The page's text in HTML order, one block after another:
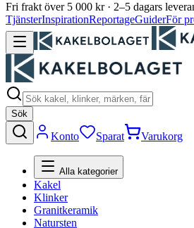
Fri frakt över 5 000 kr · 2–5 dagars
TjänsterInspirationReportageGuiderFör
Sök
Konto Sparat Varukorg
Alla kategorier
Kakel
Klinker
Granitkeramik
Natursten